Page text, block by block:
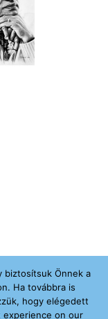
biztosítsuk Önnek a
Ha továbbra is
hogy elégedett
experience on our